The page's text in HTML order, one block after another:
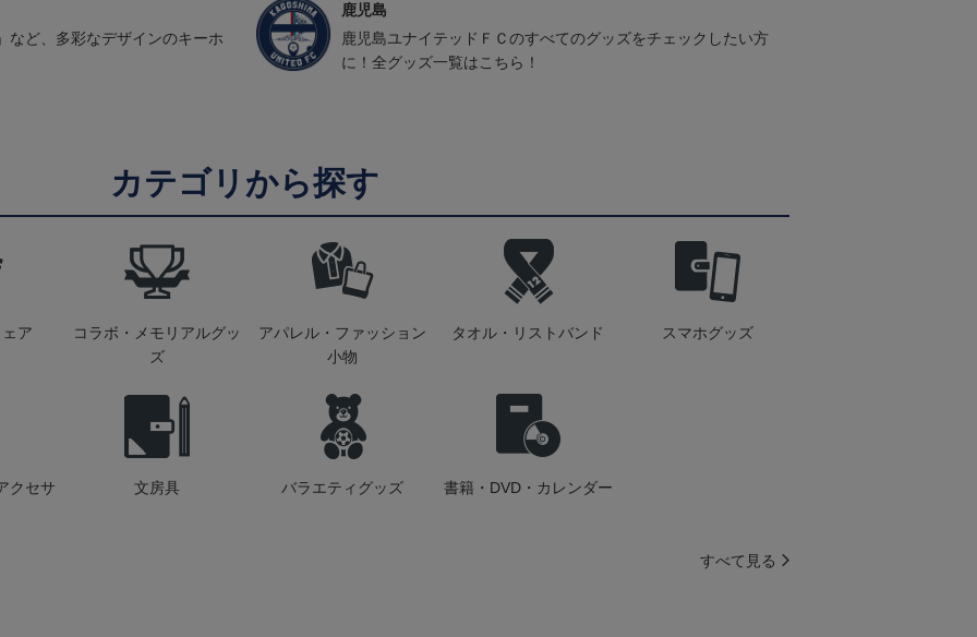
など、多彩なデザインのキーホ
鹿児島
鹿児島ユナイテッドＦＣのすべてのグッズをチェックしたい方
に！全グッズ一覧はこちら！
カテゴリから探す
ア
コラボ・メモリアルグッ
ズ
アパレル・ファッション
小物
タオル・リストバンド スマホグッズ
クセサ
文房具 バラエティグッズ 書籍・DVD・カレンダー
すべて見る